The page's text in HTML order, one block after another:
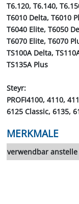
T6.120, T6.140,
T6010 Delta, T6010
T6040 Elite, T6050
T6070 Elite, T6070
TS100A Delta,
TS135A Plus
Steyr:
PROFI4100, 4110,
6125 Classic, 6135,
MERKMALE
verwendbar anstelle